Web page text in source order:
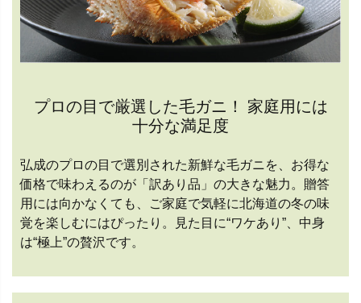
プロの目で厳選した毛ガニ！ 家庭用には
十分な満足度
弘成のプロの目で選別された新鮮な毛ガニを、お得な
価格で味わえるのが「訳あり品」の大きな魅力。贈答
用には向かなくても、ご家庭で気軽に北海道の冬の味
覚を楽しむにはぴったり。見た目に“ワケあり”、中身
は“極上”の贅沢です。